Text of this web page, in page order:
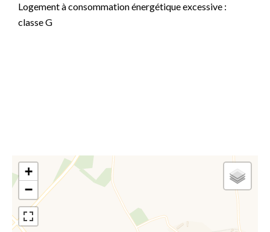
Logement à consommation énergétique excessive :
classe G
+
−